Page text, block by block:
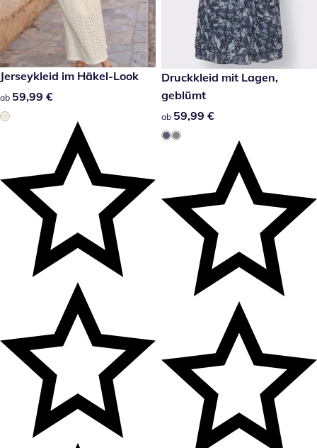
59,99 €
Jerseykleid im Häkel-Look
59,99 €
ab 59,99 €
59,99 €
Druckkleid mit Lagen,
geblümt
59,99 €
ab 59,99 €